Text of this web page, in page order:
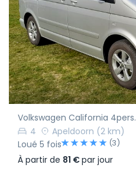
Volkswagen California 4pers.
4
Apeldoorn (2 km)
Loué 5 fois
(3)
À partir de 81 €par jour